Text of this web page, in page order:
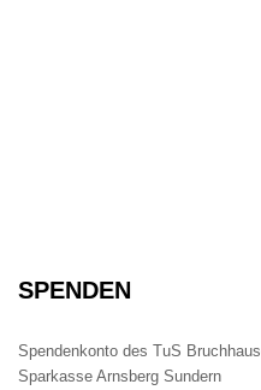
SPENDEN
Spendenkonto des TuS
Sparkasse Arnsberg Sundern